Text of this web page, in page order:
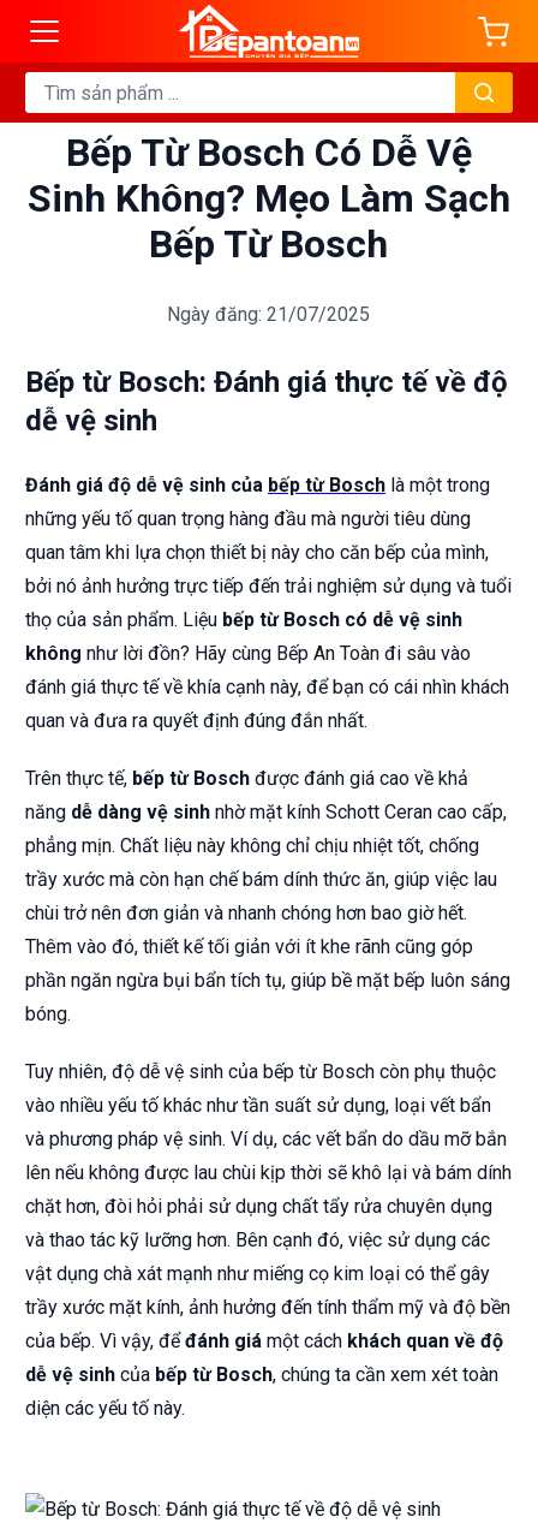
Bếp Từ Bosch Có Dễ Vệ
Sinh Không? Mẹo Làm Sạch
Bếp Từ Bosch
Ngày đăng: 21/07/2025
Bếp từ Bosch: Đánh giá thực tế về độ
dễ vệ sinh
Đánh giá độ dễ vệ sinh của bếp từ Bosch là một trong
những yếu tố quan trọng hàng đầu mà người tiêu dùng
quan tâm khi lựa chọn thiết bị này cho căn bếp của mình,
bởi nó ảnh hưởng trực tiếp đến trải nghiệm sử dụng và tuổi
thọ của sản phẩm. Liệu bếp từ Bosch có dễ vệ sinh
không như lời đồn? Hãy cùng Bếp An Toàn đi sâu vào
đánh giá thực tế về khía cạnh này, để bạn có cái nhìn khách
quan và đưa ra quyết định đúng đắn nhất.
Trên thực tế, bếp từ Bosch được đánh giá cao về khả
năng dễ dàng vệ sinh nhờ mặt kính Schott Ceran cao cấp,
phẳng mịn. Chất liệu này không chỉ chịu nhiệt tốt, chống
trầy xước mà còn hạn chế bám dính thức ăn, giúp việc lau
chùi trở nên đơn giản và nhanh chóng hơn bao giờ hết.
Thêm vào đó, thiết kế tối giản với ít khe rãnh cũng góp
phần ngăn ngừa bụi bẩn tích tụ, giúp bề mặt bếp luôn sáng
bóng.
Tuy nhiên, độ dễ vệ sinh của bếp từ Bosch còn phụ thuộc
vào nhiều yếu tố khác như tần suất sử dụng, loại vết bẩn
và phương pháp vệ sinh. Ví dụ, các vết bẩn do dầu mỡ bắn
lên nếu không được lau chùi kịp thời sẽ khô lại và bám dính
chặt hơn, đòi hỏi phải sử dụng chất tẩy rửa chuyên dụng
và thao tác kỹ lưỡng hơn. Bên cạnh đó, việc sử dụng các
vật dụng chà xát mạnh như miếng cọ kim loại có thể gây
trầy xước mặt kính, ảnh hưởng đến tính thẩm mỹ và độ bền
của bếp. Vì vậy, đểđánh giá một cách khách quan về độ
dễ vệ sinh của bếp từ Bosch, chúng ta cần xem xét toàn
diện các yếu tố này.